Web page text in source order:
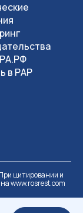
в РАР
цитировании и
www.rosrest.com
Разработка сайта